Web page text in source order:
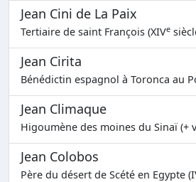
Jean Cini de La Paix
Tertiaire de saint François (XIVe
Jean Cirita
Bénédictin espagnol à Toronca au
Jean Climaque
Higoumène des moines du Sinaï (+
Jean Colobos
Père du désert de Scété en Egypte